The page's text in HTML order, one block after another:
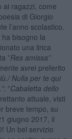
ai ragazzi, come
di Giorgio
l’anno scolastico.
bisogno la
una lirica
”Res amissa”
avrei preferito
Nulla per te qui
: ”Cabaletta dello
attuale, visti
breve tempo, su
giugno 2017, il
Un bel servizio